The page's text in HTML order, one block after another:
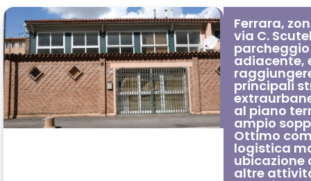
Ferrara,
via C.
adiacente,
principali
al piano
ampio
Ottimo
logistica
altre